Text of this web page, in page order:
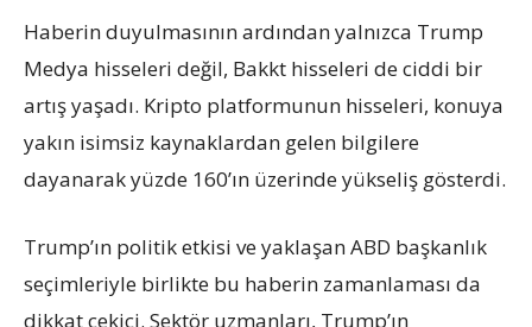
Haberin duyulmasının ardından yalnızca Trump
Medya hisseleri değil, Bakkt hisseleri de ciddi bir
artış yaşadı. Kripto platformunun hisseleri, konuya
yakın isimsiz kaynaklardan gelen bilgilere
dayanarak yüzde 160’ın üzerinde yükseliş gösterdi.
Trump’ın politik etkisi ve yaklaşan ABD başkanlık
seçimleriyle birlikte bu haberin zamanlaması da
dikkat çekici. Sektör uzmanları, Trump’ın